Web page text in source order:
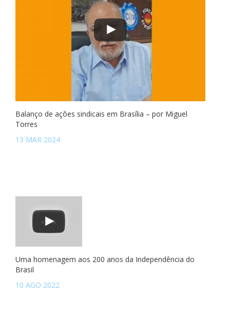
Balanço de ações sindicais em Brasília – por Miguel
Torres
13 MAR 2024
Uma homenagem aos 200 anos da Independência do
Brasil
10 AGO 2022